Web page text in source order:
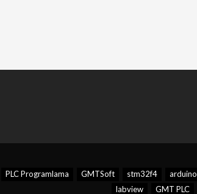
PLC Programlama GMTSoft stm32f4 arduino
labview
GMT PLC